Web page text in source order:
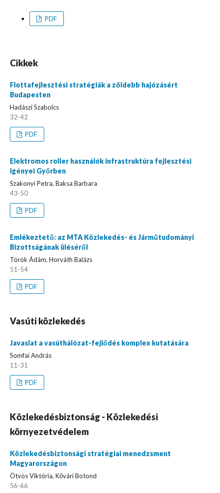
PDF
Cikkek
Flottafejlesztési stratégiák a zöldebb hajózásért
Budapesten
Hadászi Szabolcs
32-42
PDF
Elektromos roller használók infrastruktúra fejlesztési
igényei Győrben
Szakonyi Petra, Baksa Barbara
43-50
PDF
Emlékeztető: az MTA Közlekedés- és Járműtudományi
Bizottságának üléséről
Török Ádám, Horváth Balázs
51-54
PDF
Vasúti közlekedés
Javaslat a vasúthálózat-fejlődés komplex kutatására
Somfai András
11-31
PDF
Közlekedésbiztonság - Közlekedési
környezetvédelem
Közlekedésbiztonsági stratégiai menedzsment
Magyarországon
Ötvös Viktória, Kővári Botond
56-66